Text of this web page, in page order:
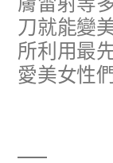
刀就能變
所利用最
愛美女性